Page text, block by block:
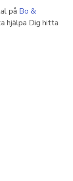
på Bo &
hjälpa Dig hitta